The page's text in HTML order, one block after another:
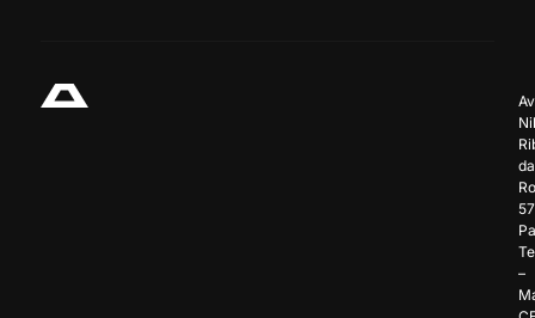
da
–